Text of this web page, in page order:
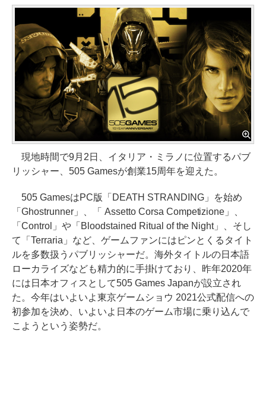
現地時間で9月2日、イタリア・ミラノに位置するパブ
リッシャー、505 Gamesが創業15周年を迎えた。
505 GamesはPC版「DEATH STRANDING」を始め
「Ghostrunner」、「 Assetto Corsa Competizione」、
「Control」や「Bloodstained Ritual of the Night」、そし
て「Terraria」など、ゲームファンにはピンとくるタイト
ルを多数扱うパブリッシャーだ。海外タイトルの日本語
ローカライズなども精力的に手掛けており、昨年2020年
には日本オフィスとして505 Games Japanが設立され
た。今年はいよいよ東京ゲームショウ 2021公式配信への
初参加を決め、いよいよ日本のゲーム市場に乗り込んで
こようという姿勢だ。